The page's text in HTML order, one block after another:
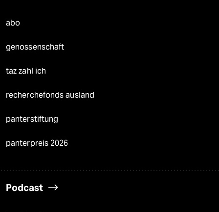
abo
genossenschaft
taz zahl ich
recherchefonds ausland
panterstiftung
panterpreis 2026
Podcast